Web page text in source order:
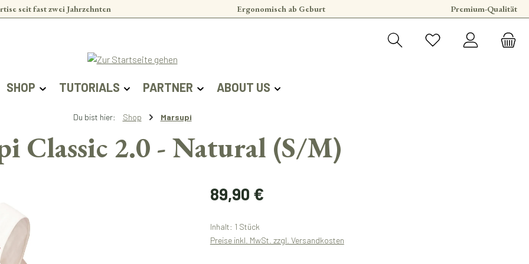
seit fast zwei Jahrzehnten Ergonomisch ab Geburt Premium-Qualität
SHOP TUTORIALS PARTNER ABOUT US
Du bist hier: Shop Marsupi
Classic 2.0 - Natural (S/M)
Regulärer Preis:
89,90 €
Inhalt: 1 Stück
Preise inkl. MwSt. zzgl. Versandkosten